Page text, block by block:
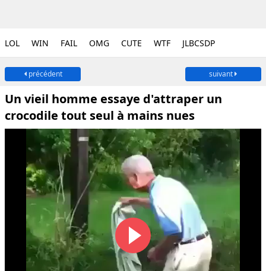
LOL WIN FAIL OMG CUTE WTF JLBCSDP
précédent suivant
Un vieil homme essaye d'attraper un
crocodile tout seul à mains nues